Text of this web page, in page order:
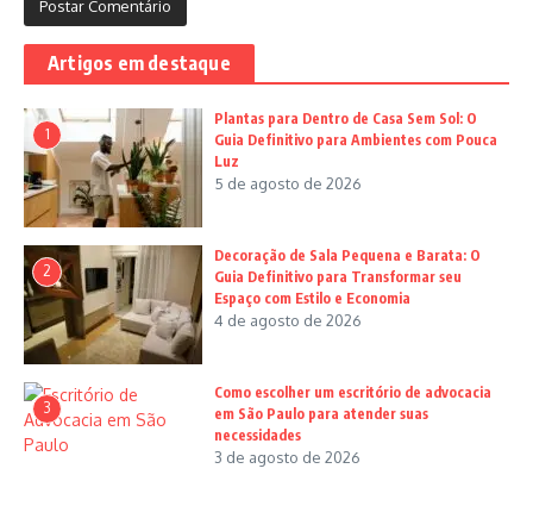
Artigos em destaque
1
Plantas para Dentro de Casa Sem Sol: O
Guia Definitivo para Ambientes com Pouca
Luz
5 de agosto de 2026
2
Decoração de Sala Pequena e Barata: O
Guia Definitivo para Transformar seu
Espaço com Estilo e Economia
4 de agosto de 2026
3
Como escolher um escritório de advocacia
em São Paulo para atender suas
necessidades
3 de agosto de 2026